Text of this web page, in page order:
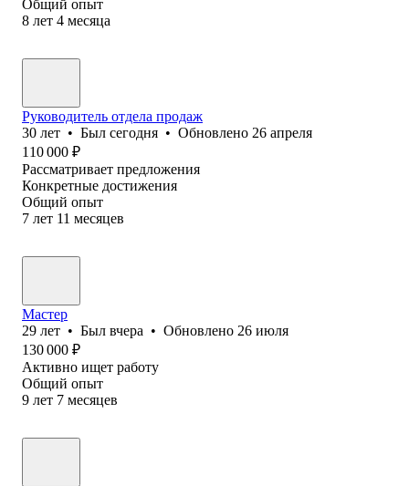
Общий опыт
8 лет 4 месяца
Руководитель отдела продаж
30 лет • Был сегодня • Обновлено 26 апреля
110 000 ₽
Рассматривает предложения
Конкретные достижения
Общий опыт
7 лет 11 месяцев
Мастер
29 лет • Был вчера • Обновлено 26 июля
130 000 ₽
Активно ищет работу
Общий опыт
9 лет 7 месяцев